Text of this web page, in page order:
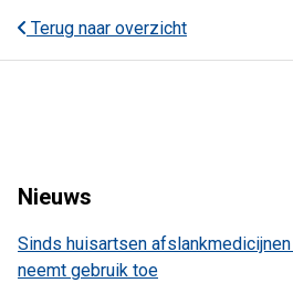
Terug naar overzicht
Nieuws
Sinds huisartsen
neemt gebruik toe